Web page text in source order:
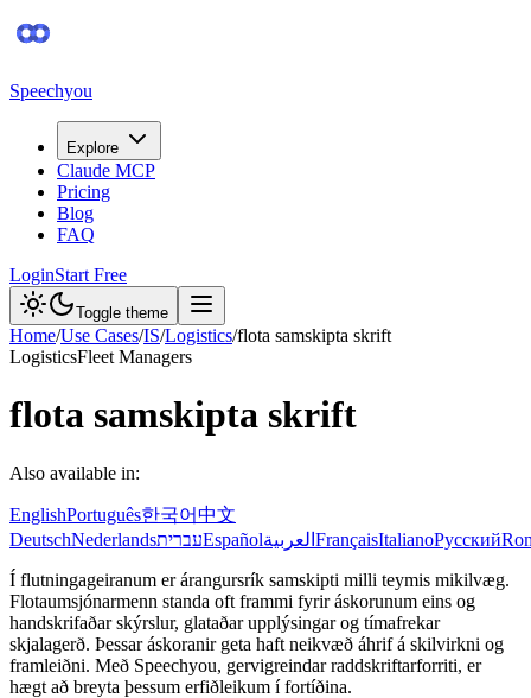
Speechyou
Explore
Claude MCP
Pricing
Blog
FAQ
LoginStart Free
Toggle theme
Home/Use Cases/IS/Logistics/flota samskipta skrift
LogisticsFleet Managers
flota samskipta skrift
Also available in:
EnglishPortuguês한국어中文
DeutschNederlandsעבריתEspañolالعربية FrançaisItalianoРусский
Í flutningageiranum er árangursrík samskipti milli teymis mikilvæg.
Flotaumsjónarmenn standa oft frammi fyrir áskorunum eins og
handskrifaðar skýrslur, glataðar upplýsingar og tímafrekar
skjalagerð. Þessar áskoranir geta haft neikvæð áhrif á skilvirkni og
framleiðni. Með Speechyou, gervigreindar raddskriftarforriti, er
hægt að breyta þessum erfiðleikum í fortíðina.